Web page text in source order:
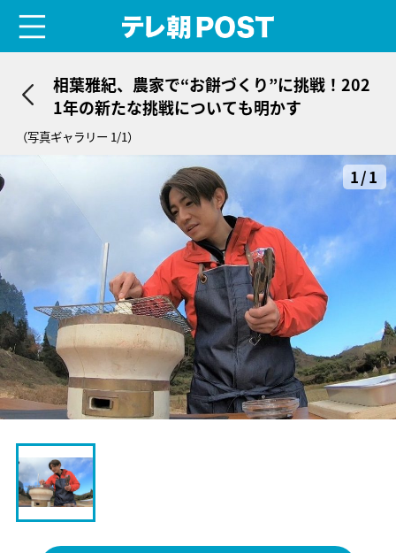
相葉雅紀、農家で“お餅づくり”に挑戦！202
1年の新たな挑戦についても明かす
（写真ギャラリー 1/1）
1/1